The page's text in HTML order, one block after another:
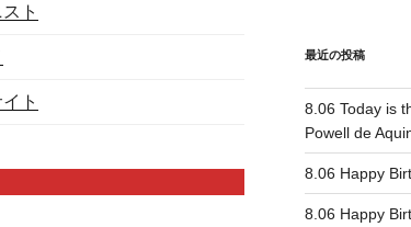
ト
ト
最近の投稿
8.06 Today is
Powell de
8.06 Happy
8.06 Happy